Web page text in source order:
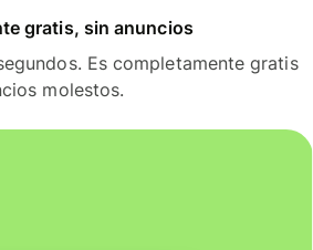
gratis, sin anuncios
Es completamente gratis
molestos.